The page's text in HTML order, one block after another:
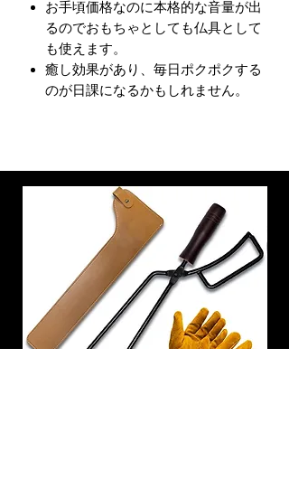
お手頃価格なのに本格的な音量が出
るのでおもちゃとしても仏具として
も使えます。
癒し効果があり、毎日ポクポクする
のが日課になるかもしれません。